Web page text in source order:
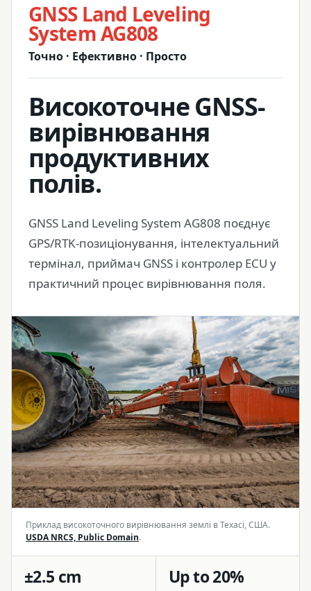
GNSS Land Leveling
System AG808
Точно · Ефективно · Просто
Високоточне GNSS-
вирівнювання
продуктивних
полів.
GNSS Land Leveling System AG808 поєднує
GPS/RTK-позиціонування, інтелектуальний
термінал, приймач GNSS і контролер ECU у
практичний процес вирівнювання поля.
Приклад високоточного вирівнювання землі в Техасі, США.
USDA NRCS, Public Domain.
±2.5 cm Up to 20%